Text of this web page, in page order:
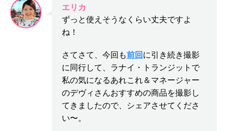
エリカ
ずっと使えそうなくらい丈夫ですよ
ね！
さてさて、今回も前回 に引き続き撮影
に同行して、ラナイ・トランジットで
私の気になるあれこれ＆マネージャー
のデヴィさんおすすめの商品を撮影し
てきましたので、シェアさせてくださ
い〜。